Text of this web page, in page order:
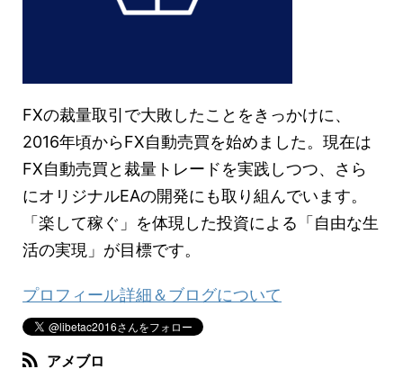
FXの裁量取引で大敗したことをきっかけに、
2016年頃からFX自動売買を始めました。現在は
FX自動売買と裁量トレードを実践しつつ、さら
にオリジナルEAの開発にも取り組んでいます。
「楽して稼ぐ」を体現した投資による「自由な生
活の実現」が目標です。
プロフィール詳細＆ブログについて
アメブロ